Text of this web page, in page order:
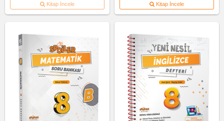
Kitap İncele Kitap İncele